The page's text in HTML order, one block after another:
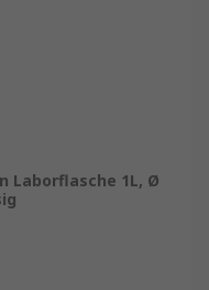
Laborflasche 1L, Ø